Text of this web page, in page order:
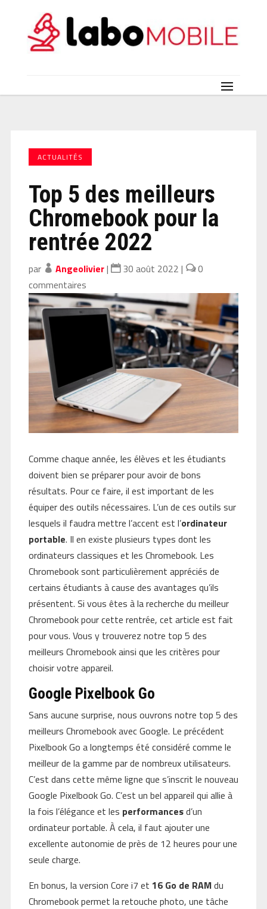
ACTUALITÉS
Top 5 des meilleurs
Chromebook pour la
rentrée 2022
par Angeolivier| 30 août 2022 |
0
commentaires
Comme chaque année, les élèves et les étudiants
doivent bien se préparer pour avoir de bons
résultats. Pour ce faire, il est important de les
équiper des outils nécessaires. L’un de ces outils sur
lesquels il faudra mettre l’accent est l’ordinateur
portable. Il en existe plusieurs types dont les
ordinateurs classiques et les Chromebook. Les
Chromebook sont particulièrement appréciés de
certains étudiants à cause des avantages qu’ils
présentent. Si vous êtes à la recherche du meilleur
Chromebook pour cette rentrée, cet article est fait
pour vous. Vous y trouverez notre top 5 des
meilleurs Chromebook ainsi que les critères pour
choisir votre appareil.
Google Pixelbook Go
Sans aucune surprise, nous ouvrons notre top 5 des
meilleurs Chromebook avec Google. Le précédent
Pixelbook Go a longtemps été considéré comme le
meilleur de la gamme par de nombreux utilisateurs.
C’est dans cette même ligne que s’inscrit le nouveau
Google Pixelbook Go. C’est un bel appareil qui allie à
la fois l’élégance et les performancesd’un
ordinateur portable. À cela, il faut ajouter une
excellente autonomie de près de 12 heures pour une
seule charge.
En bonus, la version Core i7 et 16 Go de RAMdu
Chromebook permet la retouche photo, une tâche